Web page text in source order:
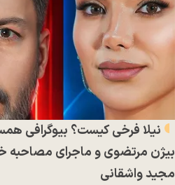
نیلا فرخی کیست؟ بیوگرافی
بیژن مرتضوی و ماجرای مصاحبه
مجید واشقانی